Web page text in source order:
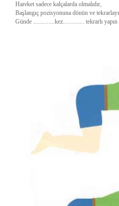
Hareket sadece kalçalarda olmalıdır,
Başlangıç pozisyonuna dönün ve
Günde ..............kez.............. tekrarlı